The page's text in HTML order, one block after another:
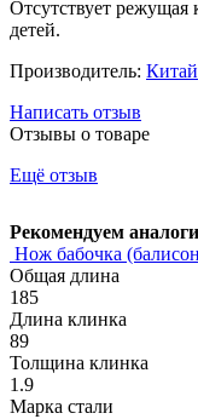
Отсутствует режущая
детей.
Производитель: Китай
Написать отзыв
Отзывы о товаре
Ещё отзыв
Рекомендуем
Нож бабочка
Общая длина
185
Длина клинка
89
Толщина клинка
1.9
Марка стали